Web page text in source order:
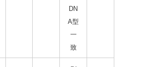
DN
A型
一
致